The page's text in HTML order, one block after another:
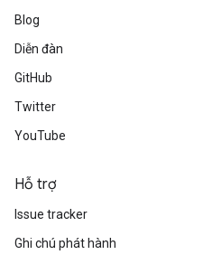
Blog
Diễn đàn
GitHub
Twitter
YouTube
Hỗ trợ
Issue tracker
Ghi chú phát hành